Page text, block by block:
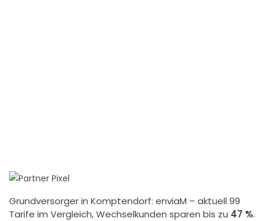
Grundversorger in Komptendorf: enviaM – aktuell 99
Tarife im Vergleich, Wechselkunden sparen bis zu 47 %.